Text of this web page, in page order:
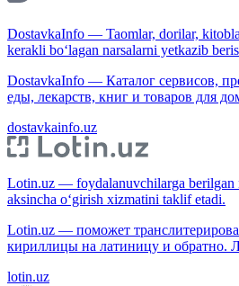
DostavkaInfo — Taomlar, dorilar,
kerakli bo‘lagan narsalarni yetkazib
DostavkaInfo — Каталог сервисов,
еды, лекарств, книг и товаров для
dostavkainfo.uz
Lotin.uz — foydalanuvchilarga berilgan
aksincha o‘girish xizmatini taklif etadi.
Lotin.uz — поможет
кириллицы на латиницу и обратно.
lotin.uz